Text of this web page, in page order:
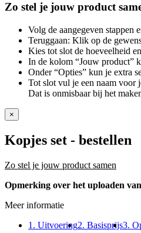
Zo stel je jouw product
Volg de aangegeven stappen
Teruggaan: Klik op de
Kies tot slot de hoeveelheid
In de kolom “Jouw product”
Onder “Opties” kun je extra
Tot slot vul je een naam voor
Dat is onmisbaar bij het
×
Kopjes set - bestellen
Zo stel je jouw product samen
Opmerking over het uploaden
Meer informatie
1. Uitvoering2. Basisprijs3.